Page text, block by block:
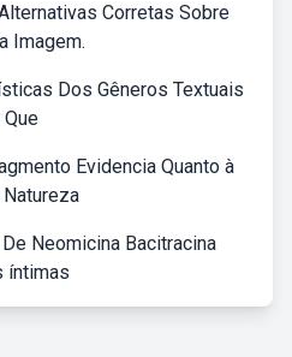
Corretas Sobre
Imagem.
Dos Gêneros Textuais
Evidencia Quanto à
Neomicina Bacitracina
íntimas